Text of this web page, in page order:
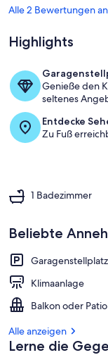
Alle 2 Bewertungen
Highlights
Genieße den
seltenes
Entdecke
Zu Fuß
1 Badezimmer
Beliebte
Klimaanlage
Balkon oder Patio
Alle anzeigen
Lerne die